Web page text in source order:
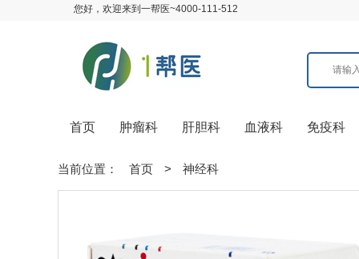
您好，欢迎来到一帮医~4000-111-512
首页 肿瘤科 肝胆科 血液科 免疫科
当前位置： 首页 > 神经科